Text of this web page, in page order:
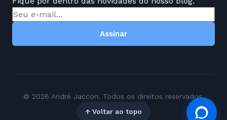
Assinar
© 2026 André Jaccon. Todos os direitos reservados.
↑ Voltar ao topo